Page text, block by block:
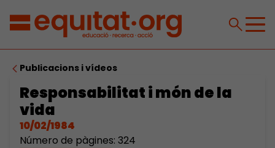
Publicacions i vídeos
Responsabilitat i món de la
vida
10/02/1984
Número de pàgines: 324